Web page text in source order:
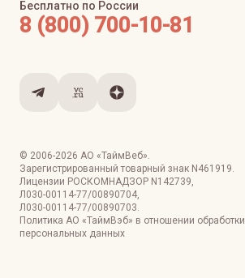
Бесплатно по России
8 (800) 700-10-81
© 2006-2026 АО «ТаймВеб».
Зарегистрированный товарный знак N461919.
Лицензии РОСКОМНАДЗОР N142739,
Л030-00114-77/00890704,
Л030-00114-77/00890703.
Политика АО «ТаймВэб» в отношении обработки
персональных данных